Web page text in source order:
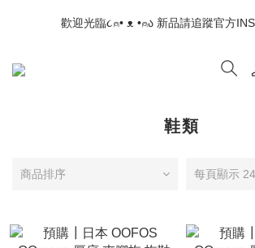
📣如果遇到結帳沒有反應，請另開瀏覽器 (不
下單)
歡迎光臨૮⍝• ᴥ •⍝ა 新品請追蹤官方
📣如果遇到結帳沒有反應，請另開瀏覽器 (不要
鞋類
商品排序 每頁顯示